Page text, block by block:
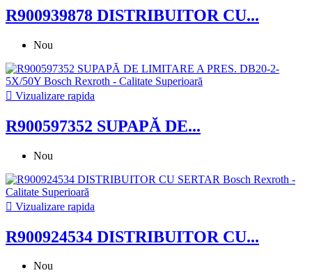
R900939878 DISTRIBUITOR CU...
Nou
 Vizualizare rapida
R900597352 SUPAPĂ DE...
Nou
 Vizualizare rapida
R900924534 DISTRIBUITOR CU...
Nou